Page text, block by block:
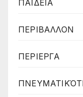
ΠΑΙΔΕΙΑ
ΠΕΡΙΒΑΛΛΟΝ
ΠΕΡΙΕΡΓΑ